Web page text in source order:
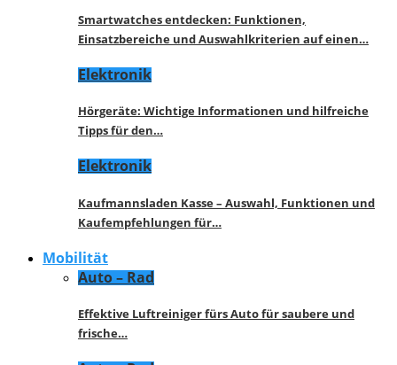
Smartwatches entdecken: Funktionen,
Einsatzbereiche und Auswahlkriterien auf einen…
Elektronik
Hörgeräte: Wichtige Informationen und hilfreiche
Tipps für den…
Elektronik
Kaufmannsladen Kasse – Auswahl, Funktionen und
Kaufempfehlungen für…
Mobilität
Auto – Rad
Effektive Luftreiniger fürs Auto für saubere und
frische…